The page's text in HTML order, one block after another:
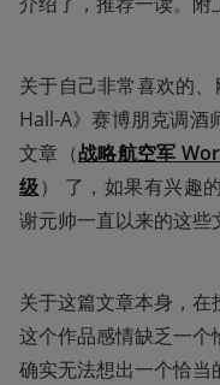
关于自己非常喜欢的
Hall-A》赛博朋克调酒
文章（战略航空军
级） 了，如果有兴趣
谢元帅一直以来的这些
关于这篇文章本身，
这个作品感情缺乏一
确实无法想出一个恰